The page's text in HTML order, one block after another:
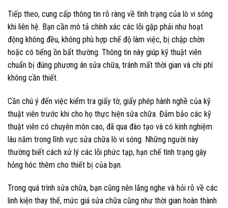
Tiếp theo, cung cấp thông tin rõ ràng về tình trạng của lò vi sóng
khi liên hệ. Bạn cần mô tả chính xác các lỗi gặp phải như hoạt
động không đều, không phù hợp chế độ làm việc, bị chập chờn
hoặc có tiếng ồn bất thường. Thông tin này giúp kỹ thuật viên
chuẩn bị đúng phương án sửa chữa, tránh mất thời gian và chi phí
không cần thiết.
Cần chú ý đến việc kiểm tra giấy tờ, giấy phép hành nghề của kỹ
thuật viên trước khi cho họ thực hiện sửa chữa. Đảm bảo các kỹ
thuật viên có chuyên môn cao, đã qua đào tạo và có kinh nghiệm
lâu năm trong lĩnh vực sửa chữa lò vi sóng. Những người này
thường biết cách xử lý các lỗi phức tạp, hạn chế tình trạng gây
hỏng hóc thêm cho thiết bị của bạn.
Trong quá trình sửa chữa, bạn cũng nên lắng nghe và hỏi rõ về các
linh kiện thay thế, mức giá sửa chữa cũng như thời gian hoàn thành